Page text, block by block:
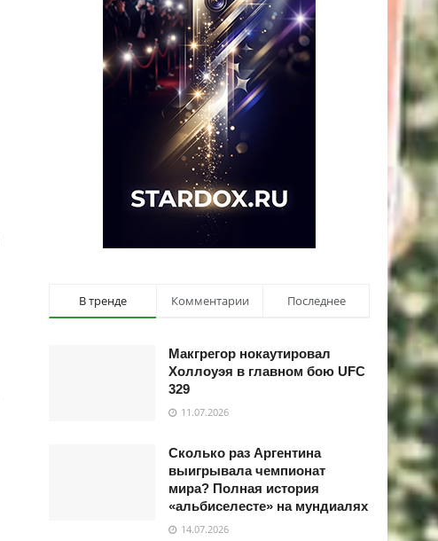
В тренде Комментарии Последнее
Макгрегор нокаутировал
Холлоуэя в главном бою UFC
329
11.07.2026
Сколько раз Аргентина
выигрывала чемпионат
мира? Полная история
«альбиселесте» на мундиалях
14.07.2026